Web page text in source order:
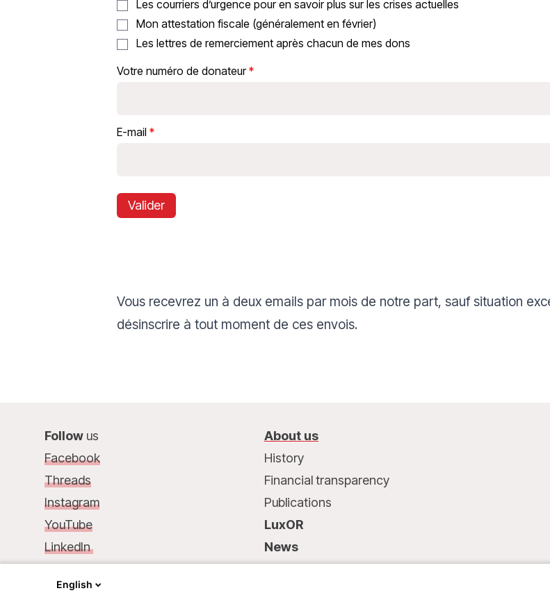
Les courriers d’urgence pour en savoir plus sur les crises actuelles
Mon attestation fiscale (généralement en février)
Les lettres de remerciement après chacun de mes dons
Votre numéro de donateur
E-mail
Valider
Vous recevrez un à deux emails par mois de notre part, sauf situation
désinscrire à tout moment de ces envois.
Follow us
Facebook
Threads
Instagram
YouTube
LinkedIn
68, rue de Gasperich
About us
History
Financial transparency
Publications
LuxOR
News
English